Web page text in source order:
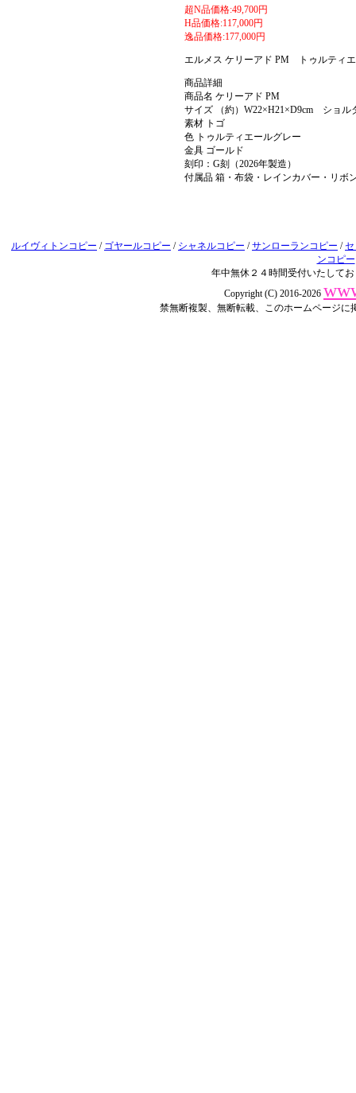
超N品価格:49,700円
H品価格:117,000円
逸品価格:177,000円
エルメス ケリーアド PM トゥルティ
商品詳細
商品名 ケリーアド PM
サイズ （約）W22×H21×D9cm ショル
素材 トゴ
色 トゥルティエールグレー
金具 ゴールド
刻印：G刻（2026年製造）
付属品 箱・布袋・レインカバー・リボ
ルイヴィトンコピー / ゴヤールコピー / シャネルコピー /サンローランコピー /
ンコピー
年中無休２４時間受付いたして
Copyright (C) 2016-2026
禁無断複製、無断転載、このホームページ